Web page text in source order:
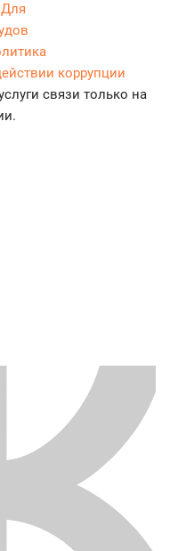
Для
коррупции
связи только на